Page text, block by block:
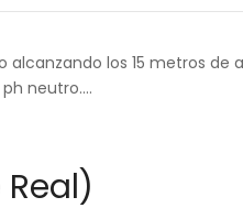
los 15 metros de
neutro.…